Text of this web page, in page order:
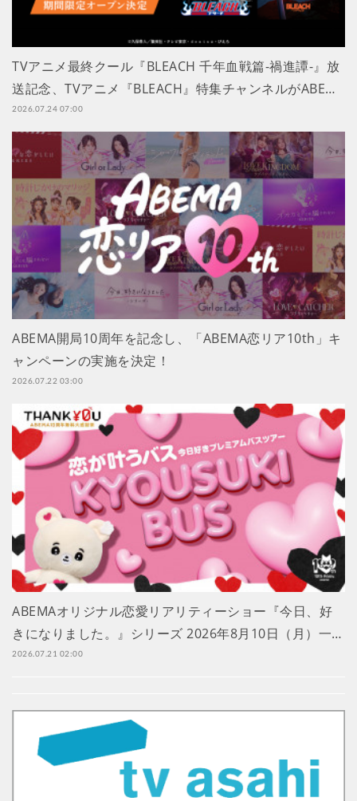
TVアニメ最終クール『BLEACH 千年血戦篇-禍進譚-』放
送記念、TVアニメ『BLEACH』特集チャンネルがABE…
2026.07.24 07:00
ABEMA開局10周年を記念し、「ABEMA恋リア10th」キ
ャンペーンの実施を決定！
2026.07.22 03:00
ABEMAオリジナル恋愛リアリティーショー『今日、好
きになりました。』シリーズ 2026年8月10日（月）一…
2026.07.21 02:00